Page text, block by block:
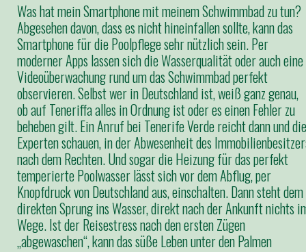
Was hat mein Smartphone mit meinem Schwimmbad zu tun?
Abgesehen davon, dass es nicht hineinfallen sollte, kann das
Smartphone für die Poolpflege sehr nützlich sein. Per
moderner Apps lassen sich die Wasserqualität oder auch eine
Videoüberwachung rund um das Schwimmbad perfekt
observieren. Selbst wer in Deutschland ist, weiß ganz genau,
ob auf Teneriffa alles in Ordnung ist oder es einen Fehler zu
beheben gilt. Ein Anruf bei Tenerife Verde reicht dann und die
Experten schauen, in der Abwesenheit des
nach dem Rechten. Und sogar die Heizung für das perfekt
temperierte Poolwasser lässt sich vor dem Abflug, per
Knopfdruck von Deutschland aus, einschalten. Dann steht dem
direkten Sprung ins Wasser, direkt nach der Ankunft nichts
Wege. Ist der Reisestress nach den ersten Zügen
„abgewaschen“, kann das süße Leben unter den Palmen